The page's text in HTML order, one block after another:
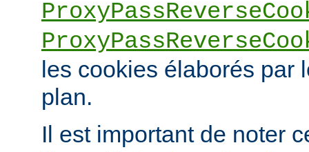
les cookies élaborés par
plan.
Il est important de noter